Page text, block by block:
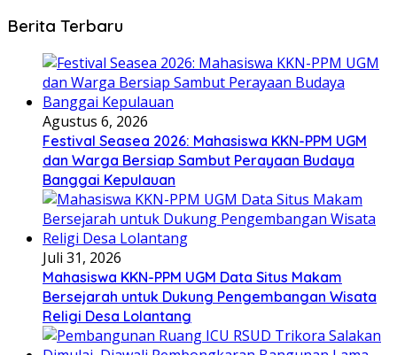
Berita Terbaru
Agustus 6, 2026
Festival Seasea 2026: Mahasiswa KKN-PPM UGM
dan Warga Bersiap Sambut Perayaan Budaya
Banggai Kepulauan
Juli 31, 2026
Mahasiswa KKN-PPM UGM Data Situs Makam
Bersejarah untuk Dukung Pengembangan Wisata
Religi Desa Lolantang